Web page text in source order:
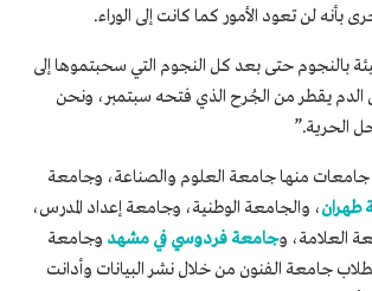
بأنه لن تعود الأمور كما كانت إلى الوراء.
بالنجوم حتى بعد كل النجوم التي سحبتموها إلى
الدم يقطر من الجُرح الذي فتحه سبتمبر، ونحن
الحرية.”
منها جامعة العلوم والصناعة، وجامعة
طهران، والجامعة الوطنية، وجامعة إعداد المدرس،
العلامة، وجامعة فردوسي في مشهد وجامعة
جامعة الفنون من خلال نشر البيانات وأدانت